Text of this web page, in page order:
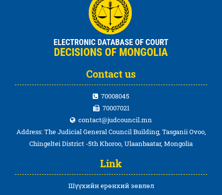
Contact us
70008045
70007021
contact@judcouncil.mn
Address: The Judicial General Council Building, Tasganii Ovoo,
Chingeltei District -5th Khoroo, Ulaanbaatar, Mongolia
Link
Шүүхийн ерөнхий зөвлөл